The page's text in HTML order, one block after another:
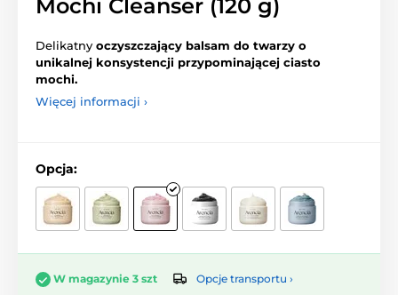
Mochi Cleanser (120 g)
Delikatny oczyszczający balsam do twarzy o
unikalnej konsystencji przypominającej ciasto
mochi.
Więcej informacji ›
Opcja:
W magazynie 3 szt
Opcje transportu ›